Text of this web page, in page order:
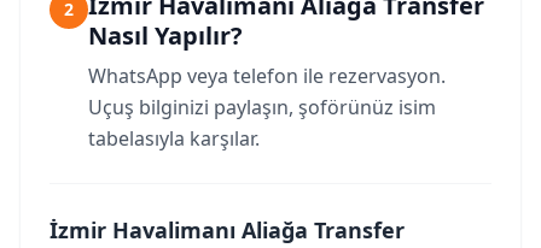
2
Nasıl Yapılır?
WhatsApp veya telefon ile rezervasyon.
Uçuş bilginizi paylaşın, şoförünüz isim
tabelasıyla karşılar.
İzmir Havalimanı Aliağa Transfer